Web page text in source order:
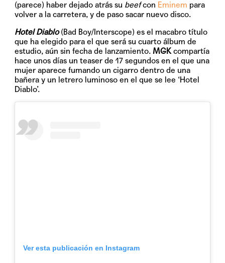
(parece) haber dejado atrás su beefcon Eminem para
volver a la carretera, y de paso sacar nuevo disco.
Hotel Diablo (Bad Boy/Interscope) es el macabro título
que ha elegido para el que será su cuarto álbum de
estudio, aún sin fecha de lanzamiento.MGKcompartía
hace unos días un teaser de 17 segundos en el que una
mujer aparece fumando un cigarro dentro de una
bañera y un letrero luminoso en el que se lee ‘Hotel
Diablo’.
Ver esta publicación en Instagram